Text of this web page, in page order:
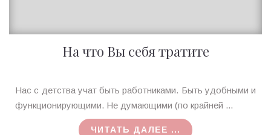
На что Вы себя тратите
Ирина
MagicTantra
Нас с детства учат быть работниками. Быть удобными и
функционирующими. Не думающими (по крайней ...
ЧИТАТЬ ДАЛЕЕ ...